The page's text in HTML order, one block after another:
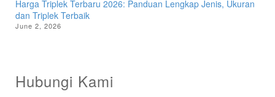
Harga Triplek Terbaru 2026: Panduan Lengkap Jenis, Ukuran
dan Triplek Terbaik
June 2, 2026
Hubungi Kami